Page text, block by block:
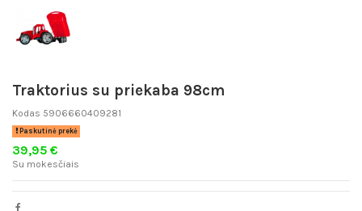
Traktorius su priekaba 98cm
Kodas 5906660409281
Paskutinė prekė
39,95 €
Su mokesčiais